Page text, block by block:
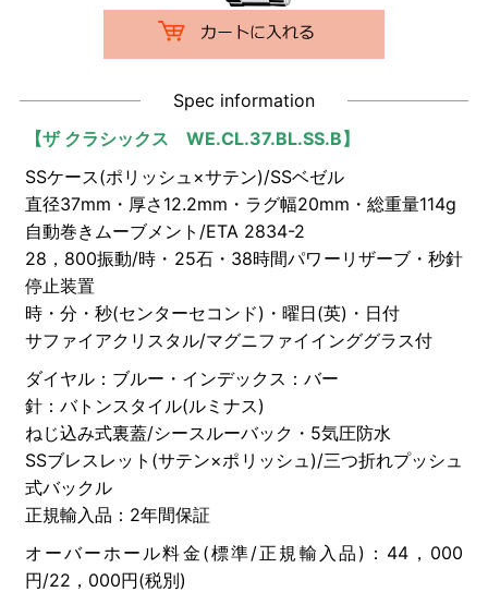
Spec information
【ザ クラシックス WE.CL.37.BL.SS.B】
SSケース(ポリッシュ×サテン)/SSベゼル
直径37mm・厚さ12.2mm・ラグ幅20mm・総重量114g
自動巻きムーブメント/ETA 2834-2
28，800振動/時・25石・38時間パワーリザーブ・秒針
停止装置
時・分・秒(センターセコンド)・曜日(英)・日付
サファイアクリスタル/マグニファイインググラス付
ダイヤル：ブルー・インデックス：バー
針：バトンスタイル(ルミナス)
ねじ込み式裏蓋/シースルーバック・5気圧防水
SSブレスレット(サテン×ポリッシュ)/三つ折れプッシュ
式バックル
正規輸入品：2年間保証
オーバーホール料金(標準/正規輸入品)：44，000
円/22，000円(税別)